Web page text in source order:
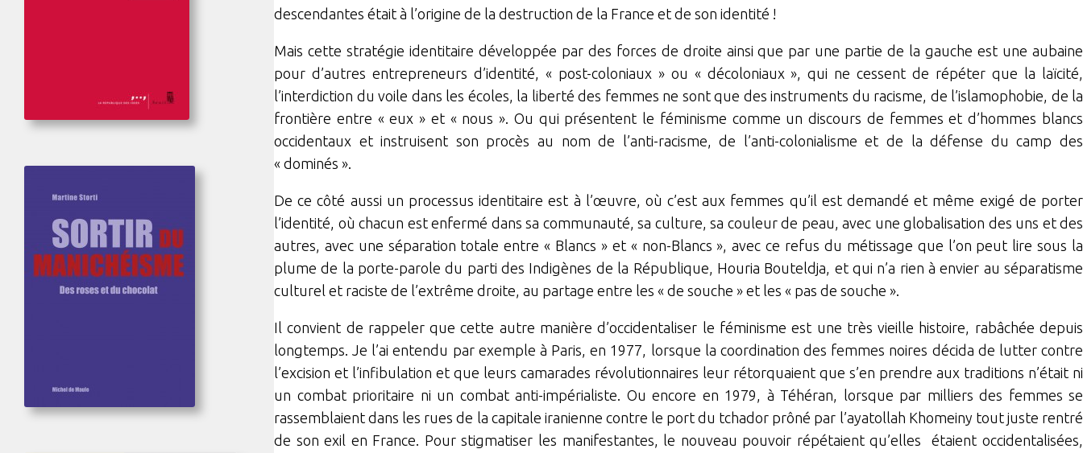
descendantes était à l’origine de la destruction de la France et de son identité !
Mais cette stratégie identitaire développée par des forces de droite ainsi que par une partie de la gauche est une aubaine
pour d’autres entrepreneurs d’identité, « post-coloniaux » ou « décoloniaux », qui ne cessent de répéter que la laïcité,
l’interdiction du voile dans les écoles, la liberté des femmes ne sont que des instruments du racisme, de l’islamophobie, de la
frontière entre « eux » et « nous ». Ou qui présentent le féminisme comme un discours de femmes et d’hommes blancs
occidentaux et instruisent son procès au nom de l’anti-racisme, de l’anti-colonialisme et de la défense du camp des
« dominés ».
De ce côté aussi un processus identitaire est à l’œuvre, où c’est aux femmes qu’il est demandé et même exigé de porter
l’identité, où chacun est enfermé dans sa communauté, sa culture, sa couleur de peau, avec une globalisation des uns et des
autres, avec une séparation totale entre « Blancs » et « non-Blancs », avec ce refus du métissage que l’on peut lire sous la
plume de la porte-parole du parti des Indigènes de la République, Houria Bouteldja, et qui n’a rien à envier au séparatisme
culturel et raciste de l’extrême droite, au partage entre les « de souche » et les « pas de souche ».
Il convient de rappeler que cette autre manière d’occidentaliser le féminisme est une très vieille histoire, rabâchée depuis
longtemps. Je l’ai entendu par exemple à Paris, en 1977, lorsque la coordination des femmes noires décida de lutter contre
l’excision et l’infibulation et que leurs camarades révolutionnaires leur rétorquaient que s’en prendre aux traditions n’était ni
un combat prioritaire ni un combat anti-impérialiste. Ou encore en 1979, à Téhéran, lorsque par milliers des femmes se
rassemblaient dans les rues de la capitale iranienne contre le port du tchador prôné par l’ayatollah Khomeiny tout juste rentré
de son exil en France. Pour stigmatiser les manifestantes, le nouveau pouvoir répétaient qu’elles étaient occidentalisées,